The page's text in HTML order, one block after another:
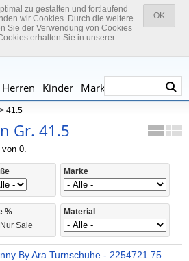
OK
zu gestalten und fortlaufend
wir Cookies. Durch die weitere
Sie der Verwendung von Cookies
erhalten Sie in unserer
Herren Kinder Marken
> 41.5
Gr. 41.5
0.
Marke
%
Nur Sale
Material
By Ara Turnschuhe - 2254721 75